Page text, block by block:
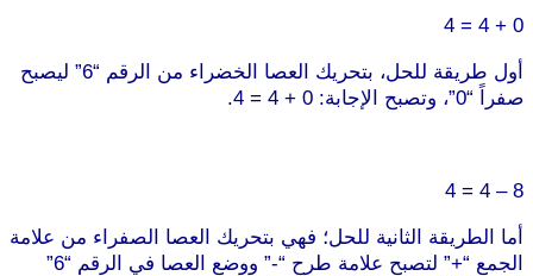
0 + 4 = 4
أول طريقة للحل، بتحريك العصا الخضراء من الرقم “6” ليصبح
صفراً “0”، وتصبح الإجابة: 0 + 4 = 4.
8 – 4 = 4
أما الطريقة الثانية للحل؛ فهي بتحريك العصا الصفراء من علامة
الجمع “+” لتصبح علامة طرح “-” ووضع العصا في الرقم “6”